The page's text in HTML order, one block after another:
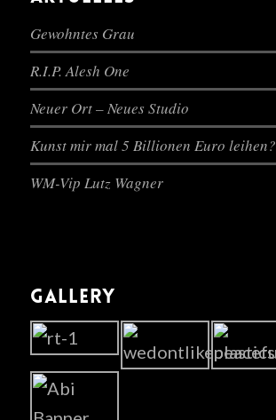
Gewohntes Grau
R.I.P. Alesh One
Neuer Ort – Neues Studio
Kunst mir mal 5 Billionen Euro leihen?
WM-Vip Lutz Wagner
GALLERY